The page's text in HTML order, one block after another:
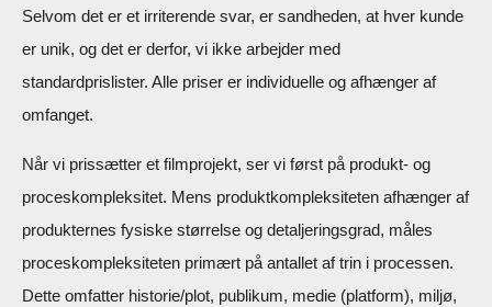
Selvom det er et irriterende svar, er sandheden, at hver kunde
er unik, og det er derfor, vi ikke arbejder med
standardprislister. Alle priser er individuelle og afhænger af
omfanget.
Når vi prissætter et filmprojekt, ser vi først på produkt- og
proceskompleksitet. Mens produktkompleksiteten afhænger af
produkternes fysiske størrelse og detaljeringsgrad, måles
proceskompleksiteten primært på antallet af trin i processen.
Dette omfatter historie/plot, publikum, medie (platform), miljø,